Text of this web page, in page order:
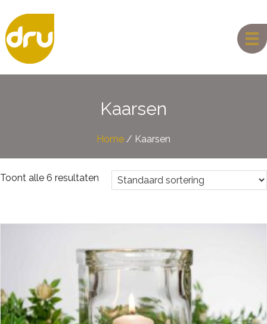
Kaarsen
Home / Kaarsen
Toont alle 6 resultaten